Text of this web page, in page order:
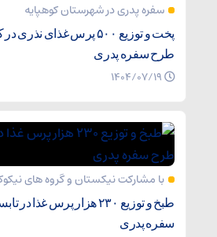
سفره پدری در شهرستان کوهپایه
پخت و توزیع ۵۰۰ پرس غذای
طرح سفره پدری
با مشارکت نیکستان و گروه های
طبخ و توزیع ۲۳۰ هزار پرس
سفره پدری